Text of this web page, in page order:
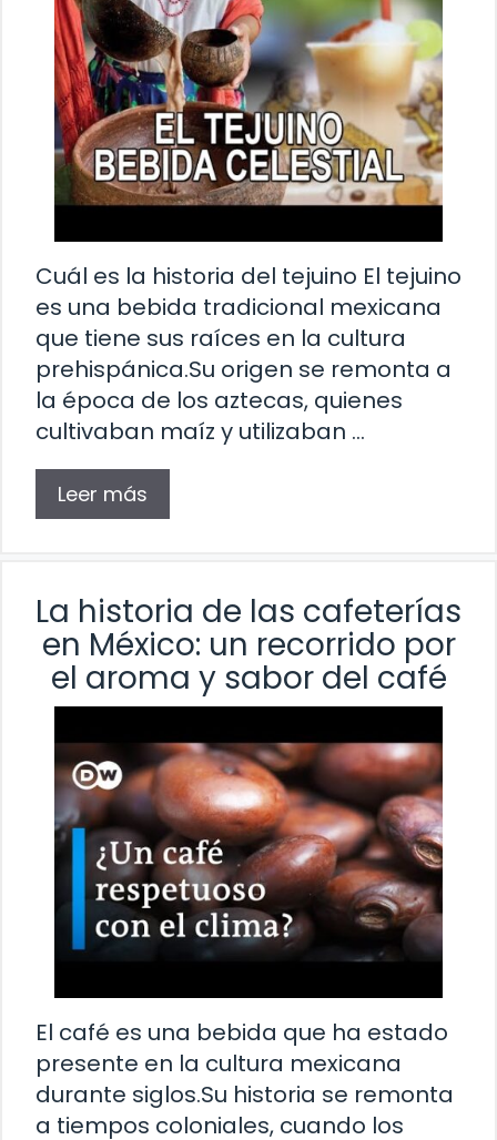
Cuál es la historia del tejuino El tejuino
es una bebida tradicional mexicana
que tiene sus raíces en la cultura
prehispánica.Su origen se remonta a
la época de los aztecas, quienes
cultivaban maíz y utilizaban …
Leer más
La historia de las cafeterías
en México: un recorrido por
el aroma y sabor del café
El café es una bebida que ha estado
presente en la cultura mexicana
durante siglos.Su historia se remonta
a tiempos coloniales, cuando los